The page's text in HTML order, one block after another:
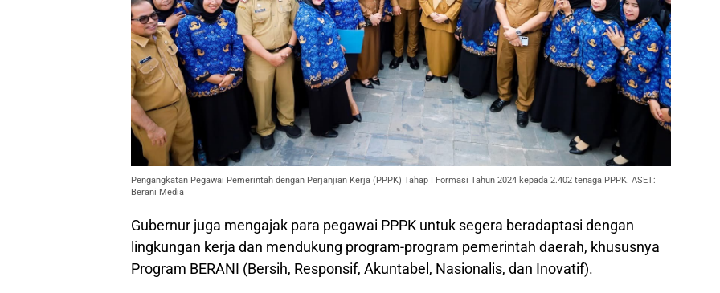
Pengangkatan Pegawai Pemerintah dengan Perjanjian Kerja (PPPK) Tahap I Formasi Tahun 2024 kepada 2.402 tenaga PPPK. ASET:
Berani Media
Gubernur juga mengajak para pegawai PPPK untuk segera beradaptasi dengan
lingkungan kerja dan mendukung program-program pemerintah daerah, khususnya
Program BERANI (Bersih, Responsif, Akuntabel, Nasionalis, dan Inovatif).